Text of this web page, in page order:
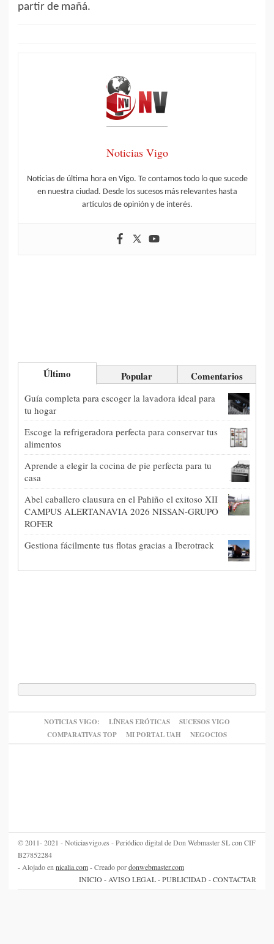
partir de mañá.
Noticias Vigo
Noticias de última hora en Vigo. Te contamos todo lo que sucede
en nuestra ciudad. Desde los sucesos más relevantes hasta
artículos de opinión y de interés.
Último Popular Comentarios
Guía completa para escoger la lavadora ideal para
tu hogar
Escoge la refrigeradora perfecta para conservar tus
alimentos
Aprende a elegir la cocina de pie perfecta para tu
casa
Abel caballero clausura en el Pahiño el exitoso XII
CAMPUS ALERTANAVIA 2026 NISSAN-GRUPO
ROFER
Gestiona fácilmente tus flotas gracias a Iberotrack
NOTICIAS VIGO: LÍNEAS ERÓTICAS
SUCESOS VIGO
COMPARATIVAS TOP
MI PORTAL UAH NEGOCIOS
© 2011- 2021 - Noticiasvigo.es - Periódico digital de Don Webmaster SL con CIF
B27852284
- Alojado en nicalia.com- Creado pordonwebmaster.com
INICIO- AVISO LEGAL-PUBLICIDAD -CONTACTAR